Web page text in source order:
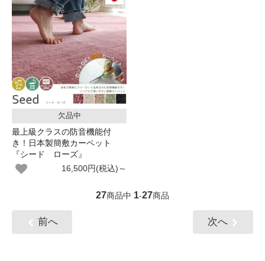
欠品中
最上級クラスの防音機能付
き！日本製簡敷カーペット
『シード ローズ』
16,500円(税込)～
27商品中 1-27商品
前へ 次へ